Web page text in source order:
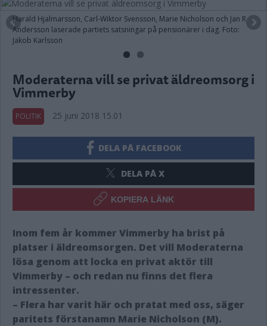
Harald Hjalmarsson, Carl-Wiktor Svensson, Marie Nicholson och Jan R
Andersson laserade partiets satsningar på pensionärer i dag. Foto:
Jakob Karlsson
Moderaterna vill se privat äldreomsorg i
Vimmerby
POLITIK 25 juni 2018 15.01
DELA PÅ FACEBOOK
DELA PÅ X
KOPIERA LÄNK
Inom fem år kommer Vimmerby ha brist på
platser i äldreomsorgen. Det vill Moderaterna
lösa genom att locka en privat aktör till
Vimmerby – och redan nu finns det flera
intressenter.
– Flera har varit här och pratat med oss, säger
paritets förstanamn Marie Nicholson (M).